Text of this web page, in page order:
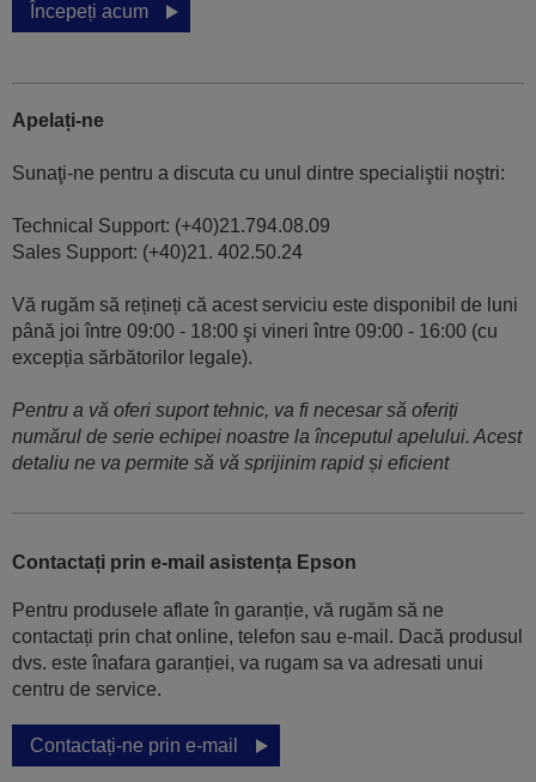
Începeți acum
Apelați-ne
Sunaţi-ne pentru a discuta cu unul dintre specialiştii noştri:
Technical Support: (+40)21.794.08.09
Sales Support: (+40)21. 402.50.24
Vă rugăm să rețineți că acest serviciu este disponibil de luni
până joi între 09:00 - 18:00 şi vineri între 09:00 - 16:00 (cu
excepția sărbătorilor legale).
Pentru a vă oferi suport tehnic, va fi necesar să oferiți
numărul de serie echipei noastre la începutul apelului. Acest
detaliu ne va permite să vă sprijinim rapid și eficient
Contactați prin e-mail asistența Epson
Pentru produsele aflate în garanție, vă rugăm să ne
contactați prin chat online, telefon sau e-mail. Dacă produsul
dvs. este înafara garanției, va rugam sa va adresati unui
centru de service.
Contactați-ne prin e-mail